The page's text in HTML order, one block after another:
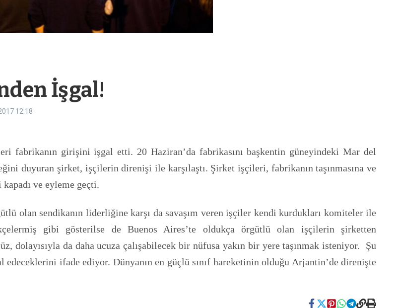
İşgal!
12:18
fabrikanın girişini işgal etti. 20 Haziran’da fabrikasını başkentin güneyindeki Mar del
duyuran şirket, işçilerin direnişi ile karşılaştı. Şirket işçileri, fabrikanın taşınmasına ve
ve eyleme geçti.
olan sendikanın liderliğine karşı da savaşım veren işçiler kendi kurdukları komiteler ile
gibi gösterilse de Buenos Aires’te oldukça örgütlü olan işçilerin şirketten
dolayısıyla da daha ucuza çalışabilecek bir nüfusa yakın bir yere taşınmak isteniyor. Şu
edeceklerini ifade ediyor. Dünyanın en güçlü sınıf hareketinin olduğu Arjantin’de direnişte